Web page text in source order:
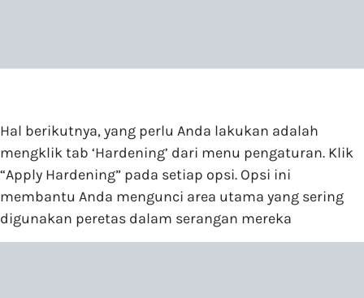
Hal berikutnya, yang perlu Anda lakukan adalah
mengklik tab ‘Hardening’ dari menu pengaturan. Klik
“Apply Hardening” pada setiap opsi. Opsi ini
membantu Anda mengunci area utama yang sering
digunakan peretas dalam serangan mereka